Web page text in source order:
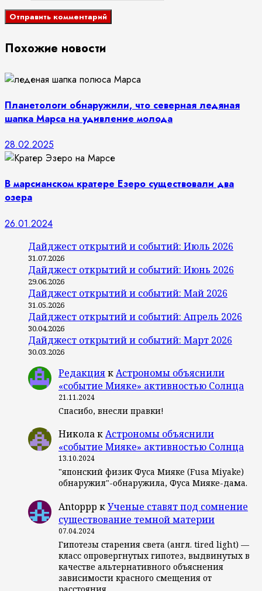
Похожие новости
Планетологи обнаружили, что северная ледяная
шапка Марса на удивление молода
28.02.2025
В марсианском кратере Езеро существовали два
озера
26.01.2024
Дайджест открытий и событий: Июль 2026
31.07.2026
Дайджест открытий и событий: Июнь 2026
29.06.2026
Дайджест открытий и событий: Май 2026
31.05.2026
Дайджест открытий и событий: Апрель 2026
30.04.2026
Дайджест открытий и событий: Март 2026
30.03.2026
РедакциякАстрономы объяснили
«событие Мияке» активностью Солнца
21.11.2024
Спасибо, внесли правки!
НиколакАстрономы объяснили
«событие Мияке» активностью Солнца
13.10.2024
"японский физик Фуса Мияке (Fusa Miyake)
обнаружил"-обнаружила, Фуса Мияке-дама.
Antoppp кУченые ставят под сомнение
существование темной материи
07.04.2024
Гипотезы старения света (англ. tired light) —
класс опровергнутых гипотез, выдвинутых в
качестве альтернативного объяснения
зависимости красного смещения от